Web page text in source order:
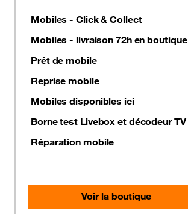
Mobiles - Click & Collect
Mobiles - livraison 72h en boutique
Prêt de mobile
Reprise mobile
Mobiles disponibles ici
Borne test Livebox et décodeur TV
Réparation mobile
Voir la boutique